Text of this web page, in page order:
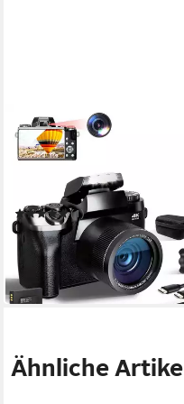
FANNOU
4,0" Touchscreen
Kompaktkamera
Auflösung Foto
(1)
197,99 € UVP 329,00 €
18,08 €mtl. in 12 Raten
-40%
in 2-3 Werktagen bei dir
Ähnliche Artikel